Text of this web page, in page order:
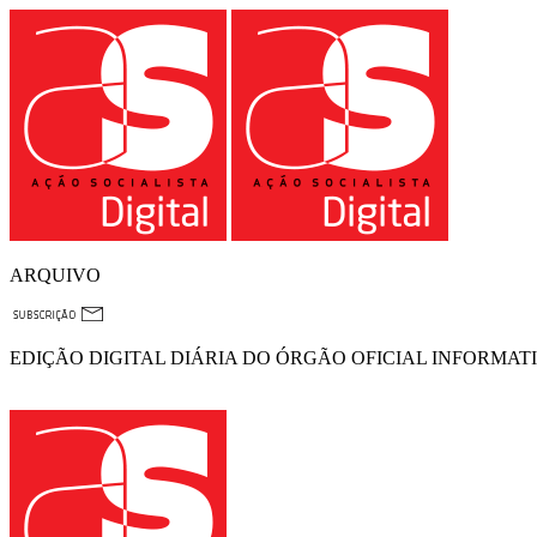
ARQUIVO
EDIÇÃO DIGITAL DIÁRIA DO ÓRGÃO OFICIAL